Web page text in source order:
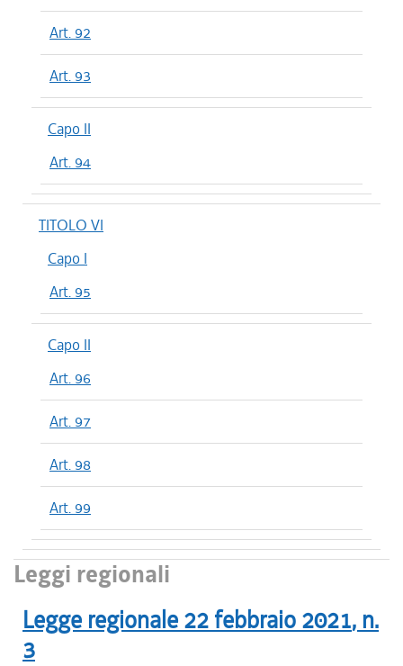
Art. 92
Art. 93
Capo II
Art. 94
TITOLO VI
Capo I
Art. 95
Capo II
Art. 96
Art. 97
Art. 98
Art. 99
Leggi regionali
Legge regionale 22 febbraio 2021, n.
3